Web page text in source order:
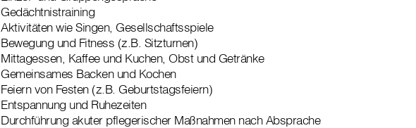
Gedächtnistraining
Aktivitäten wie Singen, Gesellschaftsspiele
Bewegung und Fitness (z.B. Sitzturnen)
Mittagessen, Kaffee und Kuchen, Obst und Getränke
Gemeinsames Backen und Kochen
Feiern von Festen (z.B. Geburtstagsfeiern)
Entspannung und Ruhezeiten
Durchführung akuter pflegerischer Maßnahmen nach Absprache